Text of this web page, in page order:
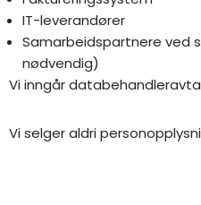
IT-leverandører
Samarbeidspartnere ved
nødvendig)
Vi inngår
Vi selger aldri